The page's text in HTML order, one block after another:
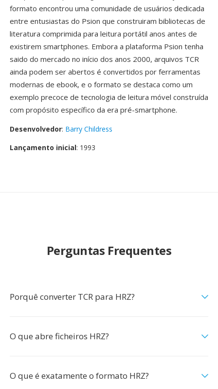
formato encontrou uma comunidade de usuários dedicada
entre entusiastas do Psion que construiram bibliotecas de
literatura comprimida para leitura portátil anos antes de
existirem smartphones. Embora a plataforma Psion tenha
saido do mercado no início dos anos 2000, arquivos TCR
ainda podem ser abertos é convertidos por ferramentas
modernas de ebook, e o formato se destaca como um
exemplo precoce de tecnologia de leitura móvel construída
com propósito específico da era pré-smartphone.
Desenvolvedor: Barry Childress
Lançamento inicial: 1993
Perguntas Frequentes
Porquê converter TCR para HRZ?
O que abre ficheiros HRZ?
O que é exatamente o formato HRZ?